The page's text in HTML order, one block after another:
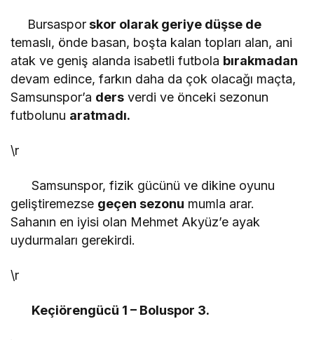
Bursasporskor olarak geriye düşse de
temaslı, önde basan, boşta kalan topları alan, ani
atak ve geniş alanda isabetli futbola bırakmadan
devam edince, farkın daha da çok olacağı maçta,
Samsunspor’a ders verdi ve önceki sezonun
futbolunu aratmadı.
\r
Samsunspor, fizik gücünü ve dikine oyunu
geliştiremezse geçen sezonu mumla arar.
Sahanın en iyisi olan Mehmet Akyüz’e ayak
uydurmaları gerekirdi.
\r
Keçiörengücü 1 – Boluspor 3.